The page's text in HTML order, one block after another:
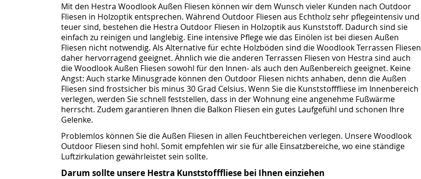
Mit den Hestra Woodlook Außen Fliesen können wir dem Wunsch vieler Kunden nach Outdoor
Fliesen in Holzoptik entsprechen. Während Outdoor Fliesen aus Echtholz sehr pflegeintensiv und
teuer sind, bestehen die Hestra Outdoor Fliesen in Holzoptik aus Kunststoff. Dadurch sind sie
einfach zu reinigen und langlebig. Eine intensive Pflege wie das Einölen ist bei diesen Außen
Fliesen nicht notwendig. Als Alternative für echte Holzböden sind die Woodlook Terrassen Fliesen
daher hervorragend geeignet. Ähnlich wie die anderen Terrassen Fliesen von Hestra sind auch
die Woodlook Außen Fliesen sowohl für den Innen- als auch den Außenbereich geeignet. Keine
Angst: Auch starke Minusgrade können den Outdoor Fliesen nichts anhaben, denn die Außen
Fliesen sind frostsicher bis minus 30 Grad Celsius. Wenn Sie die Kunststofffliese im Innenbereich
verlegen, werden Sie schnell feststellen, dass in der Wohnung eine angenehme Fußwärme
herrscht. Zudem garantieren Ihnen die Balkon Fliesen ein gutes Laufgefühl und schonen Ihre
Gelenke.
Problemlos können Sie die Außen Fliesen in allen Feuchtbereichen verlegen. Unsere Woodlook
Outdoor Fliesen sind hohl. Somit empfehlen wir sie für alle Einsatzbereiche, wo eine ständige
Luftzirkulation gewährleistet sein sollte.
Darum sollte unsere Hestra Kunststofffliese bei Ihnen einziehen